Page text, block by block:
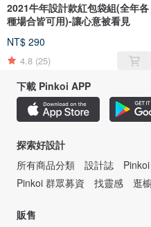
2021牛年設計款紅包袋組(全年各
種場合皆可用)-讓心意被看見
NT$ 290
4.8 (25)
下載 Pinkoi APP
探索好設計
所有商品分類
設計誌
Pinkoi 群眾募資
找靈感 逛
販售